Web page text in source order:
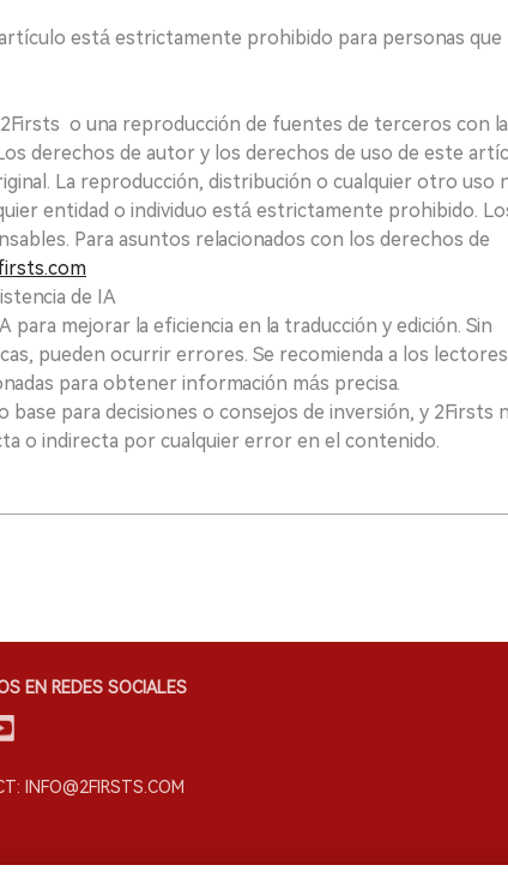
artículo está estrictamente prohibido para personas que
o una reproducción de fuentes de terceros con la
derechos de autor y los derechos de uso de este
La reproducción, distribución o cualquier otro uso
entidad o individuo está estrictamente prohibido.
Para asuntos relacionados con los derechos de
de IA
mejorar la eficiencia en la traducción y edición. Sin
pueden ocurrir errores. Se recomienda a los lectores
para obtener información más precisa.
para decisiones o consejos de inversión, y 2Firsts
o indirecta por cualquier error en el contenido.
EN REDES SOCIALES
INFO@2FIRSTS.COM